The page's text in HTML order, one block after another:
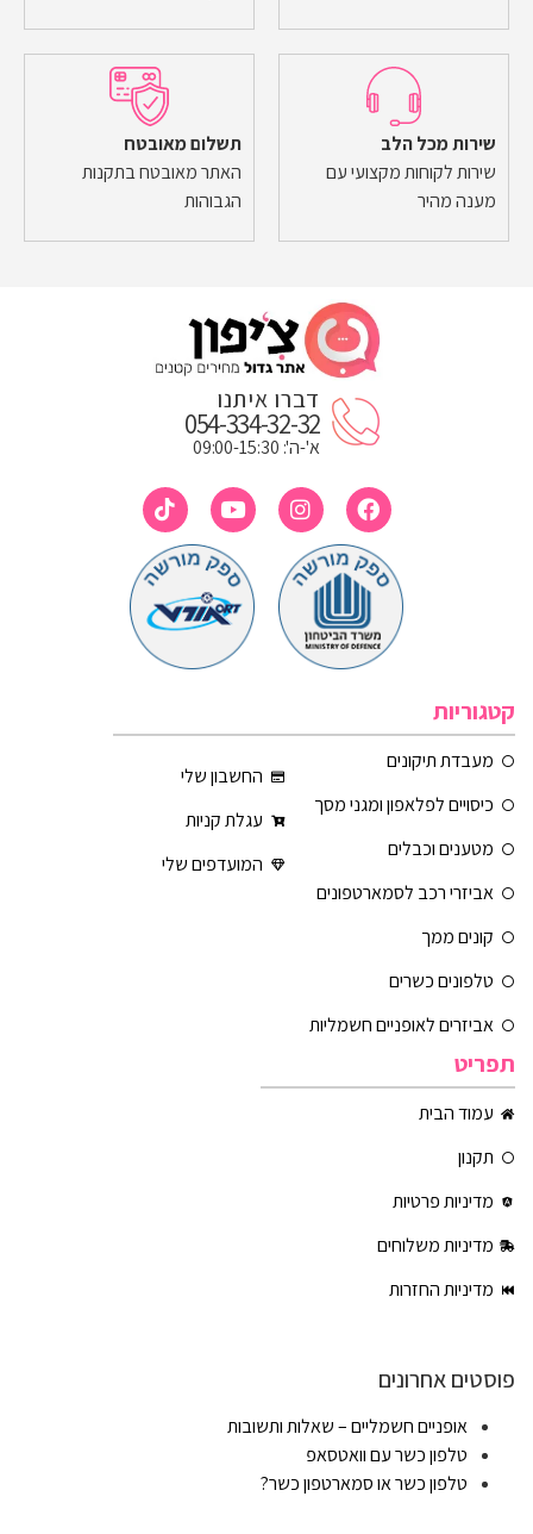
שירות מכל הלב
שירות לקוחות מקצועי עם
מענה מהיר
תשלום מאובטח
האתר מאובטח בתקנות
הגבוהות
דברו איתנו
054-334-32-32
א'-ה': 09:00-15:30
קטגוריות
מעבדת תיקונים
כיסויים לפלאפון ומגני מסך
מטענים וכבלים
אביזרי רכב לסמארטפונים
קונים ממך
טלפונים כשרים
אביזרים לאופניים חשמליות
החשבון שלי
עגלת קניות
המועדפים שלי
תפריט
עמוד הבית
תקנון
מדיניות פרטיות
מדיניות משלוחים
מדיניות החזרות
פוסטים אחרונים
אופניים חשמליים – שאלות ותשובות
טלפון כשר עם וואטסאפ
טלפון כשר או סמארטפון כשר?